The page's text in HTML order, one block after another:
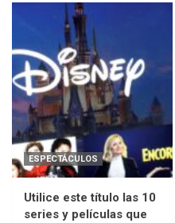
ESPECTÁCULOS
Utilice este título las 10
series y películas que